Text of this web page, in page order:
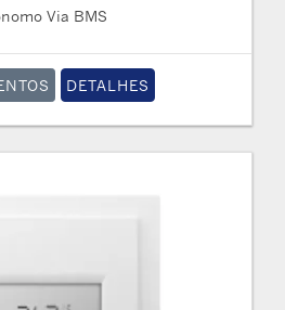
Via BMS
DETALHES